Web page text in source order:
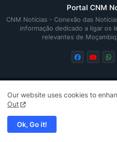
Portal CNM
CNM Notícias - Conexão das
informação dedicado a ligar os
relevantes de
Home Quem Somos
Our website uses cookies to
Out
Ok, Go it!